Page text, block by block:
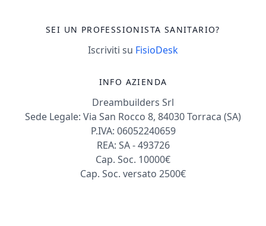
SEI UN PROFESSIONISTA SANITARIO?
Iscriviti su FisioDesk
INFO AZIENDA
Dreambuilders Srl
Sede Legale: Via San Rocco 8, 84030 Torraca (SA)
P.IVA: 06052240659
REA: SA - 493726
Cap. Soc. 10000€
Cap. Soc. versato 2500€